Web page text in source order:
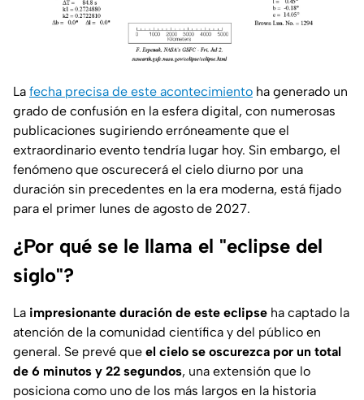
La fecha precisa de este acontecimiento ha generado un
grado de confusión en la esfera digital, con numerosas
publicaciones sugiriendo erróneamente que el
extraordinario evento tendría lugar hoy. Sin embargo, el
fenómeno que oscurecerá el cielo diurno por una
duración sin precedentes en la era moderna, está fijado
para el primer lunes de agosto de 2027.
¿Por qué se le llama el "eclipse del
siglo"?
La impresionante duración de este eclipse ha captado la
atención de la comunidad científica y del público en
general. Se prevé que el cielo se oscurezca por un total
de 6 minutos y 22 segundos, una extensión que lo
posiciona como uno de los más largos en la historia